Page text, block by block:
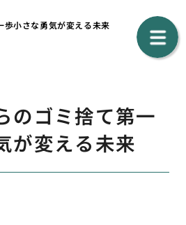
歩小さな勇気が変える未来
のゴミ捨て第一
が変える未来